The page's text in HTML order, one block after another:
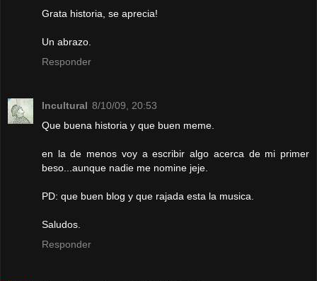
Grata historia, se aprecia!
Un abrazo.
Responder
Incultural 8/10/09, 20:53
Que buena historia y que buen meme.
en la de menos voy a escribir algo acerca de mi primer
beso...aunque nadie me nomine jeje.
PD: que buen blog y que rajada esta la musica.
Saludos.
Responder